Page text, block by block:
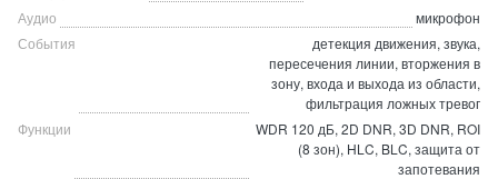
Аудио
микрофон
События
детекция движения, звука,
пересечения линии, вторжения в
зону, входа и выхода из области,
фильтрация ложных тревог
Функции
WDR 120 дБ, 2D DNR, 3D DNR, ROI
(8 зон), HLC, BLC, защита от
запотевания